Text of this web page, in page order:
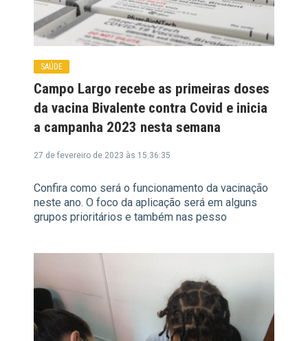
SAÚDE
Campo Largo recebe as primeiras doses
da vacina Bivalente contra Covid e inicia
a campanha 2023 nesta semana
27 de fevereiro de 2023 às 15:36:35
Confira como será o funcionamento da vacinação
neste ano. O foco da aplicação será em alguns
grupos prioritários e também nas pesso